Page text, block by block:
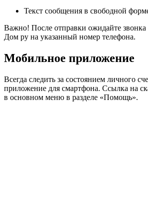
Текст сообщения в свободной
Важно! После отправки ожидайте звонка
Дом ру на указанный номер телефона.
Мобильное приложение
Всегда следить за состоянием личного
приложение для смартфона. Ссылка на
в основном меню в разделе «Помощь».